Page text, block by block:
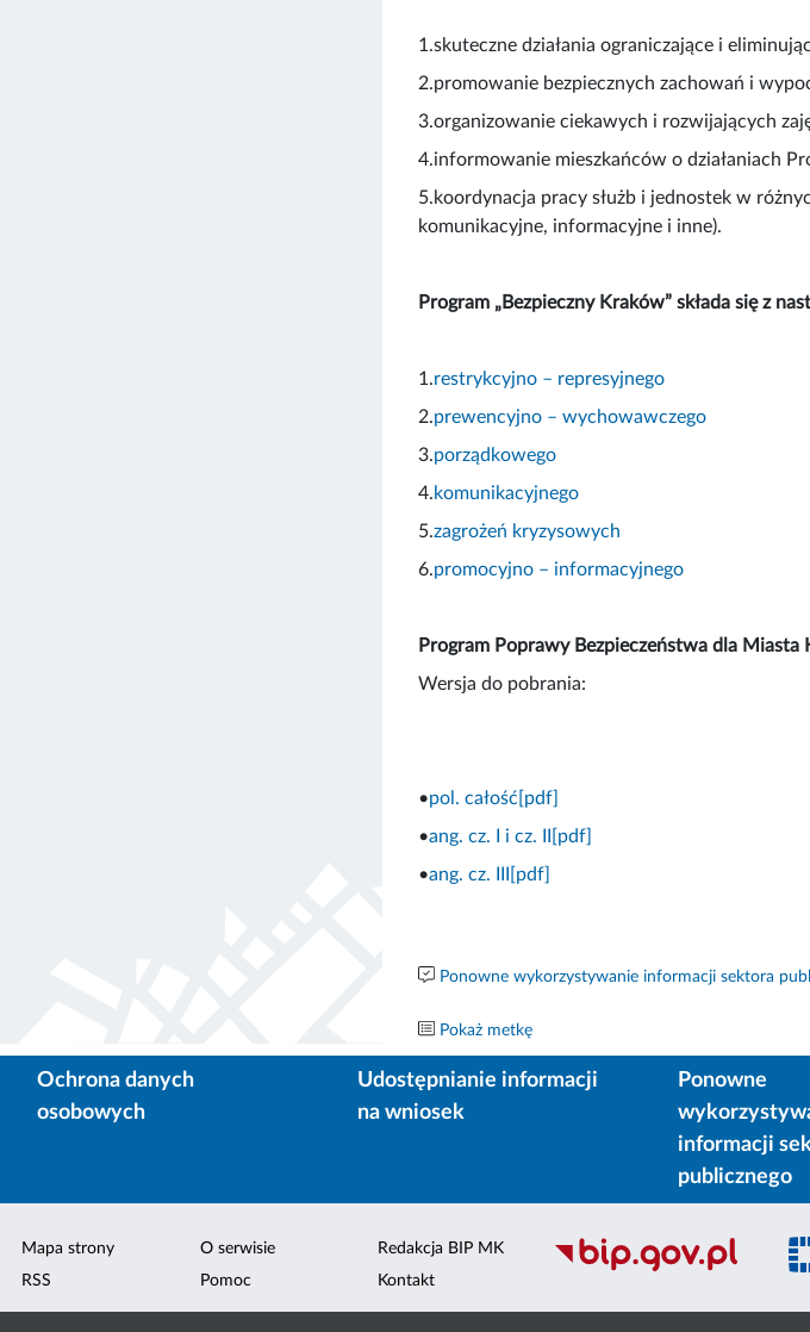
1.skuteczne działania ograniczające i
2.promowanie bezpiecznych zachowań i
3.organizowanie ciekawych i rozwijających
4.informowanie mieszkańców o działaniach
5.koordynacja pracy służb i jednostek w
komunikacyjne, informacyjne i inne).
Program „Bezpieczny Kraków” składa się z
1.restrykcyjno – represyjnego
2.prewencyjno – wychowawczego
3.porządkowego
4.komunikacyjnego
5.zagrożeń kryzysowych
6.promocyjno – informacyjnego
Program Poprawy Bezpieczeństwa dla
Wersja do pobrania:
•pol. całość[pdf]
•ang. cz. I i cz. II[pdf]
•ang. cz. III[pdf]
Ponowne wykorzystywanie informacji sektora
Pokaż metkę
Ochrona danych
osobowych
Udostępnianie informacji
na wniosek
Ponowne
informacji
publicznego
Mapa strony
RSS
O serwisie
Pomoc
Redakcja BIP MK
Kontakt